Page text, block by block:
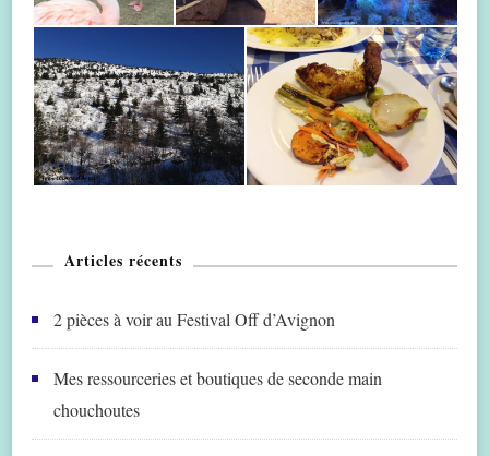
Articles récents
2 pièces à voir au Festival Off d’Avignon
Mes ressourceries et boutiques de seconde main
chouchoutes